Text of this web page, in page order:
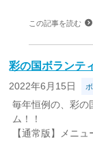
この記事を読む
彩の国ボランテ
2022年6月15日
毎年恒例の、彩の
【通常版】メニ